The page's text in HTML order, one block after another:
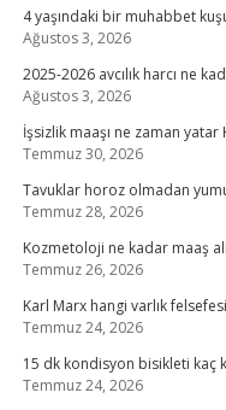
4 yaşındaki bir muhabbet
Ağustos 3, 2026
2025-2026 avcılık harcı ne
Ağustos 3, 2026
İşsizlik maaşı ne zaman yatar
Temmuz 30, 2026
Tavuklar horoz olmadan
Temmuz 28, 2026
Kozmetoloji ne kadar maaş
Temmuz 26, 2026
Karl Marx hangi varlık
Temmuz 24, 2026
15 dk kondisyon bisikleti kaç
Temmuz 24, 2026